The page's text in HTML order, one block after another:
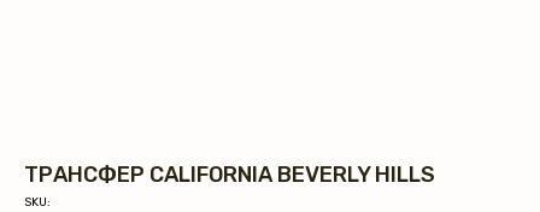
ТРАНСФЕР CALIFORNIA BEVERLY HILLS
SKU: